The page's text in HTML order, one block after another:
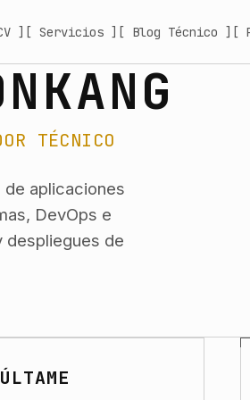
] [ Servicios ] [ Blog Técnico ] [
TÉCNICO
aplicaciones
DevOps e
despliegues de